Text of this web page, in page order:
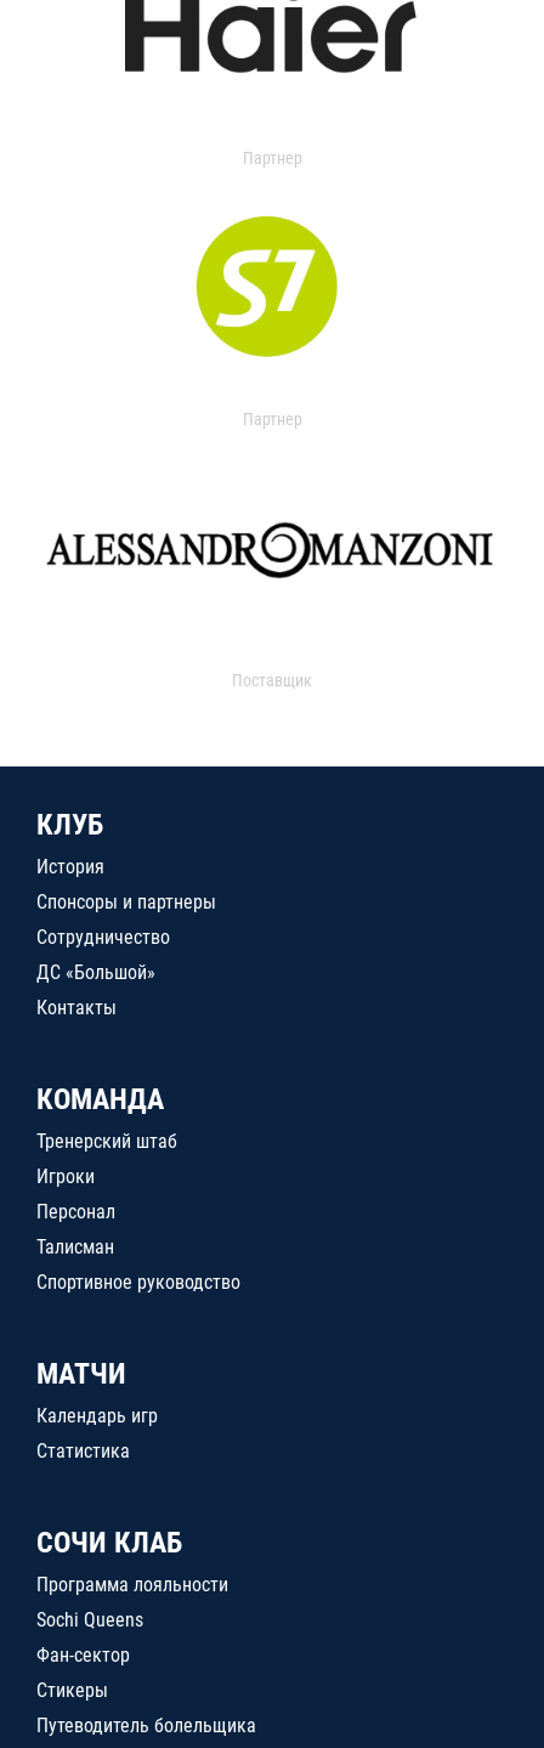
Партнер
Партнер
Поставщик
КЛУБ
История
Спонсоры и партнеры
Сотрудничество
ДС «Большой»
Контакты
КОМАНДА
Тренерский штаб
Игроки
Персонал
Талисман
Спортивное руководство
МАТЧИ
Календарь игр
Статистика
СОЧИ КЛАБ
Программа лояльности
Sochi Queens
Фан-сектор
Стикеры
Путеводитель болельщика